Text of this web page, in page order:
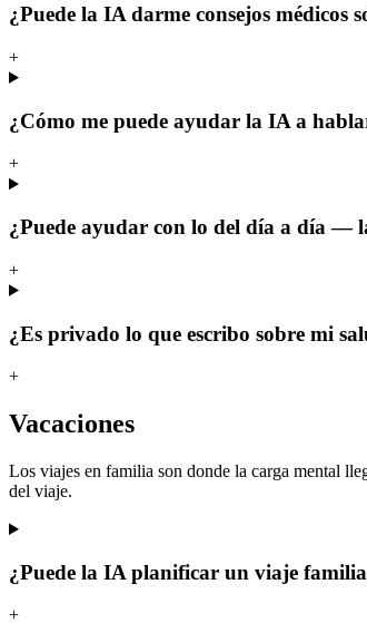
¿Puede la IA darme consejos médicos
+
¿Cómo me puede ayudar la IA a
+
¿Puede ayudar con lo del día a día —
+
¿Es privado lo que escribo sobre mi
+
Vacaciones
Los viajes en familia son donde la carga mental
del viaje.
¿Puede la IA planificar un viaje
+